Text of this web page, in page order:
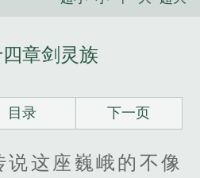
章剑灵族
目录 下一页
说这座巍峨的不像